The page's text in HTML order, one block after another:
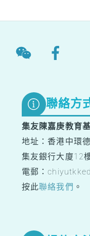
聯絡方
集友陳嘉庚教育
地址：香港中環
集友銀行大廈12
電郵：
按此聯絡我們 。